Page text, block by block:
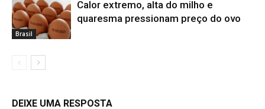
Brasil
Calor extremo, alta do milho e
quaresma pressionam preço do ovo
DEIXE UMA RESPOSTA